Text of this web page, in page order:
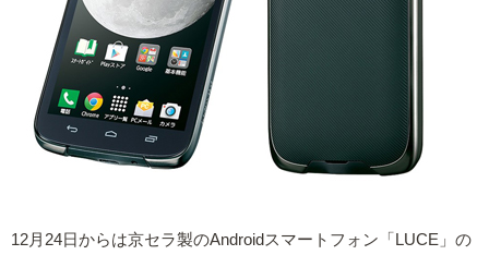
12月24日からは京セラ製のAndroidスマートフォン「LUCE」の